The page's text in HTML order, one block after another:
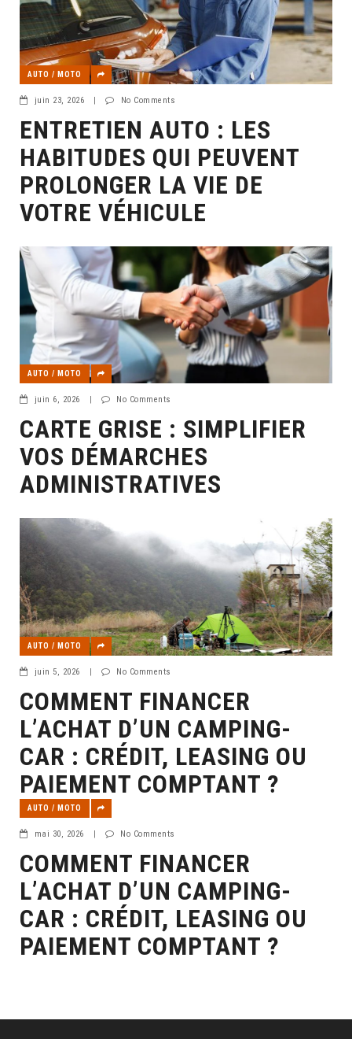
AUTO / MOTO
juin 23, 2026 No Comments
ENTRETIEN AUTO : LES
HABITUDES QUI PEUVENT
PROLONGER LA VIE DE
VOTRE VÉHICULE
AUTO / MOTO
juin 6, 2026 No Comments
CARTE GRISE : SIMPLIFIER
VOS DÉMARCHES
ADMINISTRATIVES
AUTO / MOTO
juin 5, 2026 | No Comments
COMMENT FINANCER
L’ACHAT D’UN CAMPING-
CAR : CRÉDIT, LEASING OU
PAIEMENT COMPTANT ?
AUTO / MOTO
mai 30, 2026 | No Comments
COMMENT FINANCER
L’ACHAT D’UN CAMPING-
CAR : CRÉDIT, LEASING OU
PAIEMENT COMPTANT ?